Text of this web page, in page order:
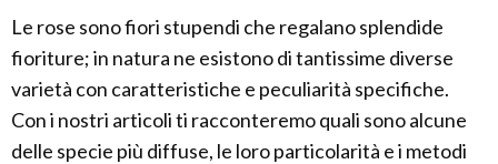
Le rose sono fiori stupendi che regalano splendide
fioriture; in natura ne esistono di tantissime diverse
varietà con caratteristiche e peculiarità specifiche.
Con i nostri articoli ti racconteremo quali sono alcune
delle specie più diffuse, le loro particolarità e i metodi